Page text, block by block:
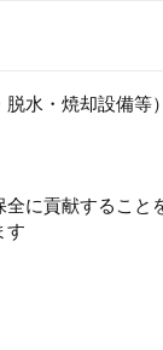
脱水・焼却設備等
に貢献すること
す